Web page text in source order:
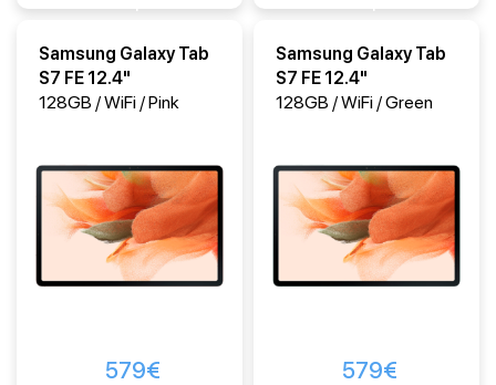
Samsung Galaxy Tab
S7 FE 12.4"
128GB / WiFi / Pink
579€
Samsung Galaxy Tab
S7 FE 12.4"
128GB / WiFi / Green
579€